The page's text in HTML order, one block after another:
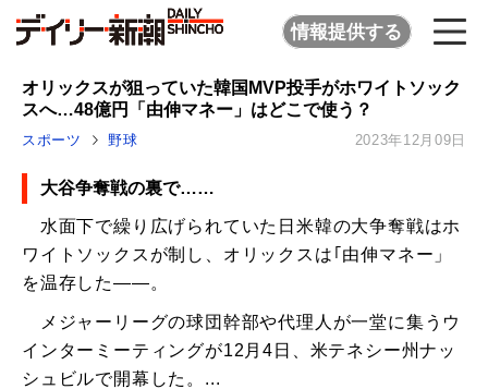
情報提供する
オリックスが狙っていた韓国MVP投手がホワイトソック
スへ…48億円「由伸マネー」はどこで使う？
スポーツ 野球 2023年12月09日
大谷争奪戦の裏で……
水面下で繰り広げられていた日米韓の大争奪戦はホ
ワイトソックスが制し、オリックスは｢由伸マネー」
を温存した――。
メジャーリーグの球団幹部や代理人が一堂に集うウ
インターミーティングが12月4日、米テネシー州ナッ
シュビルで開幕した。...